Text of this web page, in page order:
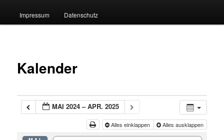
Impressum Datenschutz
Kalender
MAI 2024 – APR. 2025
Alles einklappen Alles ausklappen